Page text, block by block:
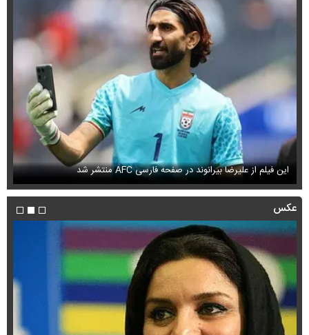
این فیلم از علیرضا بیرانوند در صفحه فارسی AFC منتشر شد
عکس